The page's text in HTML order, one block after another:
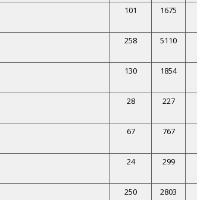
101 1675
258 5110
130 1854
28 227
67 767
24 299
250 2803